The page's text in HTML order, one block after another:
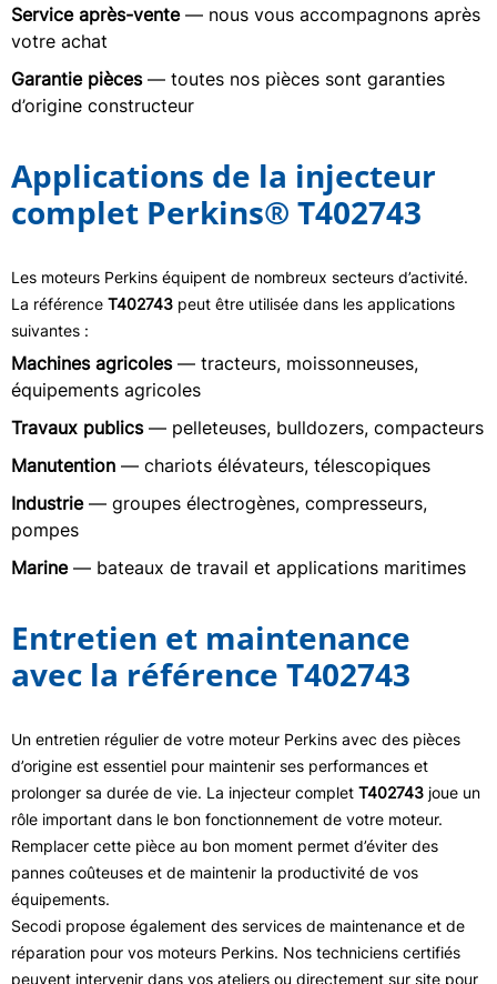
Service après-vente— nous vous accompagnons après
votre achat
Garantie pièces— toutes nos pièces sont garanties
d’origine constructeur
Applications de la injecteur
complet Perkins® T402743
Les moteurs Perkins équipent de nombreux secteurs d’activité.
La référence T402743 peut être utilisée dans les applications
suivantes :
Machines agricoles— tracteurs, moissonneuses,
équipements agricoles
Travaux publics— pelleteuses, bulldozers, compacteurs
Manutention — chariots élévateurs, télescopiques
Industrie— groupes électrogènes, compresseurs,
pompes
Marine— bateaux de travail et applications maritimes
Entretien et maintenance
avec la référence T402743
Un entretien régulier de votre moteur Perkins avec des pièces
d’origine est essentiel pour maintenir ses performances et
prolonger sa durée de vie. La injecteur complet T402743 joue un
rôle important dans le bon fonctionnement de votre moteur.
Remplacer cette pièce au bon moment permet d’éviter des
pannes coûteuses et de maintenir la productivité de vos
équipements.
Secodi propose également des services de maintenance et de
réparation pour vos moteurs Perkins. Nos techniciens certifiés
peuvent intervenir dans vos ateliers ou directement sur site pour